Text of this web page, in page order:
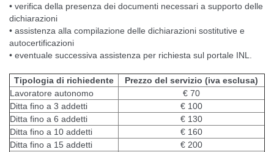
• verifica della presenza dei documenti necessari a supporto delle
dichiarazioni
• assistenza alla compilazione delle dichiarazioni sostitutive e
autocertificazioni
• eventuale successiva assistenza per richiesta sul portale INL.
Tipologia di richiedente
Prezzo del servizio (iva esclusa)
Lavoratore autonomo
€ 70
Ditta fino a 3 addetti
€ 100
Ditta fino a 6 addetti
€ 130
Ditta fino a 10 addetti
€ 160
Ditta fino a 15 addetti
€ 200